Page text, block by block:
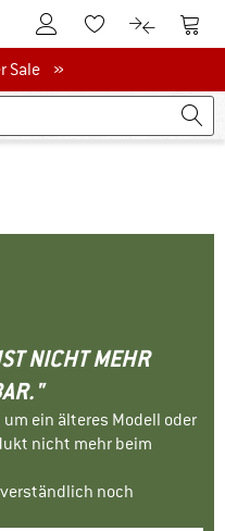
Zum KundenkontoZum Merkzettel.
Zum Zum
Sale »
NICHT MEHR
ein älteres Modell oder
nicht mehr beim
noch